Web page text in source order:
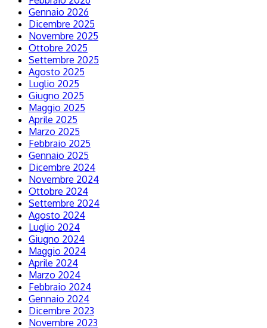
Gennaio 2026
Dicembre 2025
Novembre 2025
Ottobre 2025
Settembre 2025
Agosto 2025
Luglio 2025
Giugno 2025
Maggio 2025
Aprile 2025
Marzo 2025
Febbraio 2025
Gennaio 2025
Dicembre 2024
Novembre 2024
Ottobre 2024
Settembre 2024
Agosto 2024
Luglio 2024
Giugno 2024
Maggio 2024
Aprile 2024
Marzo 2024
Febbraio 2024
Gennaio 2024
Dicembre 2023
Novembre 2023